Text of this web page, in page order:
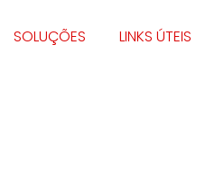
SOLUÇÕES LINKS ÚTEIS